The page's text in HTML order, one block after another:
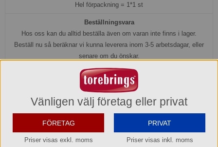
Hel förpackning = 1*1 st
Beställningsvara
Hos oss kan du alltid beställa även om varan inte finns i lager.
Beställ nu så beräknar vi kunna leverera inom 3-5 arbetsdagar, eller
senare om du önskar.
Köp »
Produktinformation
Varumärke
Bonamat Bravilor
Vänligen välj företag eller privat
FÖRETAG
Priser visas exkl. moms
PRIVAT
Priser visas inkl. moms